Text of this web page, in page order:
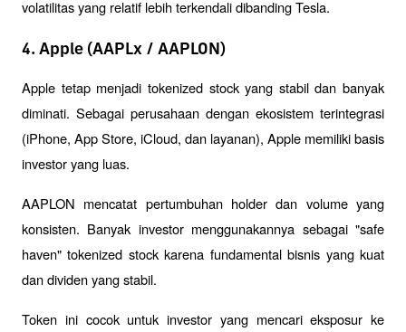
volatilitas yang relatif lebih terkendali dibanding Tesla.
4. Apple (AAPLx / AAPLON)
Apple tetap menjadi tokenized stock yang stabil dan banyak
diminati. Sebagai perusahaan dengan ekosistem terintegrasi
(iPhone, App Store, iCloud, dan layanan), Apple memiliki basis
investor yang luas.
AAPLON mencatat pertumbuhan holder dan volume yang
konsisten. Banyak investor menggunakannya sebagai "safe
haven" tokenized stock karena fundamental bisnis yang kuat
dan dividen yang stabil.
Token ini cocok untuk investor yang mencari eksposur ke